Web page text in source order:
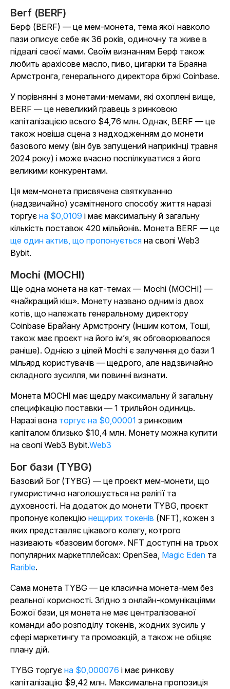
Berf (BERF)
Берф (BERF) — це мем-монета, тема якої навколо
пази описує себе як 36 років, одиночну та живе в
підвалі своєї мами. Своїм визнанням Берф також
любить арахісове масло, пиво, цигарки та Браяна
Армстронга, генерального директора біржі Coinbase.
У порівнянні з монетами-мемами, які охоплені вище,
BERF — це невеликий гравець з ринковою
капіталізацією всього $4,76 млн. Однак, BERF — це
також новіша сцена з надходженням до монети
базового мему (він був запущений наприкінці травня
2024 року) і може вчасно поспілкуватися з його
великими конкурентами.
Ця мем-монета присвячена святкуванню
(надзвичайно) усамітненого способу життя наразі
торгує на $0,0109 і має максимальну й загальну
кількість поставок 420 мільйонів. Монета BERF — це
ще один актив, що пропонується на свопі Web3
Bybit.
Mochi (MOCHI)
Ще одна монета на кат-темах — Mochi (MOCHI) —
«найкращий кіш». Монету названо одним із двох
котів, що належать генеральному директору
Coinbase Брайану Армстронгу (іншим котом, Тоші,
також має проєкт на його ім’я, як обговорювалося
раніше). Однією з цілей Mochi є залучення до бази 1
мільярд користувачів — щедрого, але надзвичайно
складного зусилля, ми повинні визнати.
Монета MOCHI має щедру максимальну й загальну
специфікацію поставки — 1 трильйон одиниць.
Наразі вона торгує на $0,00001 з ринковим
капіталом близько $10,4 млн. Монету можна купити
на свопі Web3 Bybit.Web3
Бог бази (TYBG)
Базовий Бог (TYBG) — це проєкт мем-монети, що
гумористично наголошується на релігії та
духовності. На додаток до монети TYBG, проєкт
пропонує колекцію нещирих токенів (NFT), кожен з
яких представляє цікавого колегу, котрого
називають «базовим богом». NFT доступні на трьох
популярних маркетплейсах: OpenSea, Magic Eden та
Rarible.
Сама монета TYBG — це класична монета-мем без
реальної корисності. Згідно з онлайн-комунікаціями
Божої бази, ця монета не має централізованої
команди або розподілу токенів, жодних зусиль у
сфері маркетингу та промоакцій, а також не обіцяє
плану дій.
TYBG торгує на $0,000076 і має ринкову
капіталізацію $9,42 млн. Максимальна пропозиція